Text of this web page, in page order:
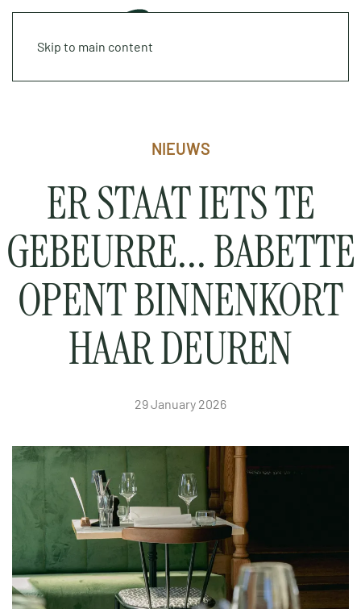
Skip to main content
NIEUWS
ER STAAT IETS TE
GEBEURRE... BABETTE
OPENT BINNENKORT
HAAR DEUREN
29 January 2026